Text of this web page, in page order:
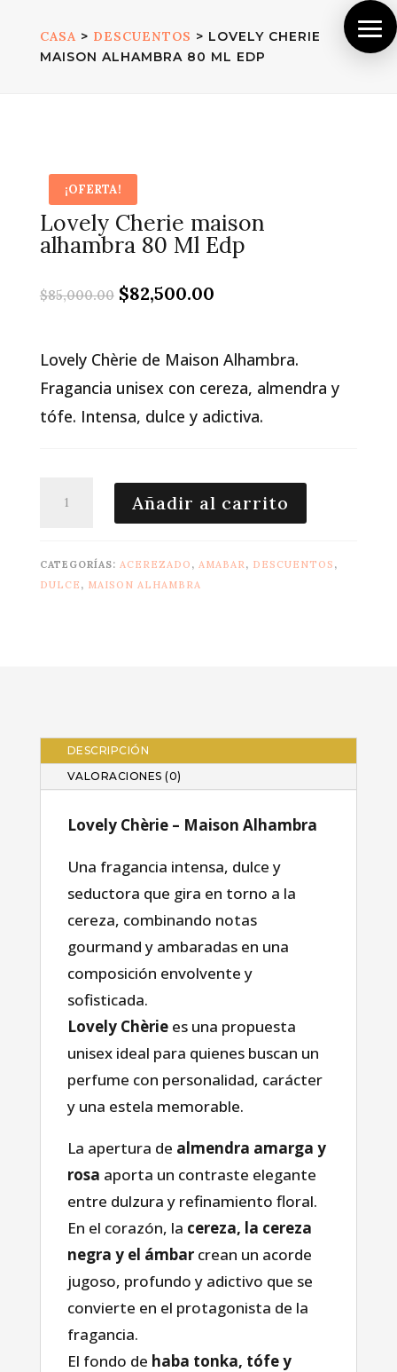
CASA > DESCUENTOS > LOVELY CHERIE
MAISON ALHAMBRA 80 ML EDP
¡OFERTA!
Lovely Cherie maison
alhambra 80 Ml Edp
$85,000.00 El
era:
$82,500.00El
es:
Lovely Chèrie de Maison Alhambra.
Fragancia unisex con cereza, almendra y
tófe. Intensa, dulce y adictiva.
Cherie
80
Ml
Añadir al carrito
CATEGORÍAS: ACEREZADO , AMABAR, DESCUENTOS ,
DULCE , MAISON ALHAMBRA
DESCRIPCIÓN
VALORACIONES (0)
Lovely Chèrie – Maison Alhambra
Una fragancia intensa, dulce y
seductora que gira en torno a la
cereza, combinando notas
gourmand y ambaradas en una
composición envolvente y
sofisticada.
Lovely Chèriees una propuesta
unisex ideal para quienes buscan un
perfume con personalidad, carácter
y una estela memorable.
La apertura de almendra amarga y
rosa aporta un contraste elegante
entre dulzura y refinamiento floral.
En el corazón, la cereza, la cereza
negra y el ámbarcrean un acorde
jugoso, profundo y adictivo que se
convierte en el protagonista de la
fragancia.
El fondo de haba tonka, tófe y